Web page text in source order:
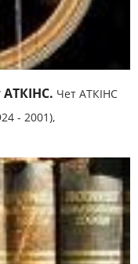
Чет АТКІНС
- 2001),